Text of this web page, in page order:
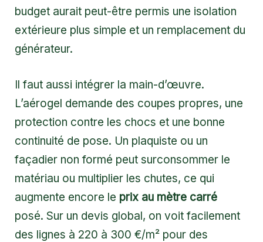
budget aurait peut-être permis une isolation
extérieure plus simple et un remplacement du
générateur.
Il faut aussi intégrer la main-d’œuvre.
L’aérogel demande des coupes propres, une
protection contre les chocs et une bonne
continuité de pose. Un plaquiste ou un
façadier non formé peut surconsommer le
matériau ou multiplier les chutes, ce qui
augmente encore le prix au mètre carré
posé. Sur un devis global, on voit facilement
des lignes à 220 à 300 €/m² pour des